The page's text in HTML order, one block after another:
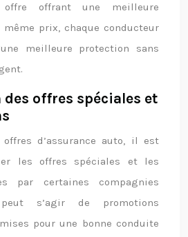
offre offrant une meilleure
prix, chaque conducteur
meilleure protection sans
offres spéciales et
d’assurance auto, il est
les offres spéciales et les
par certaines compagnies
s’agir de promotions
pour une bonne conduite